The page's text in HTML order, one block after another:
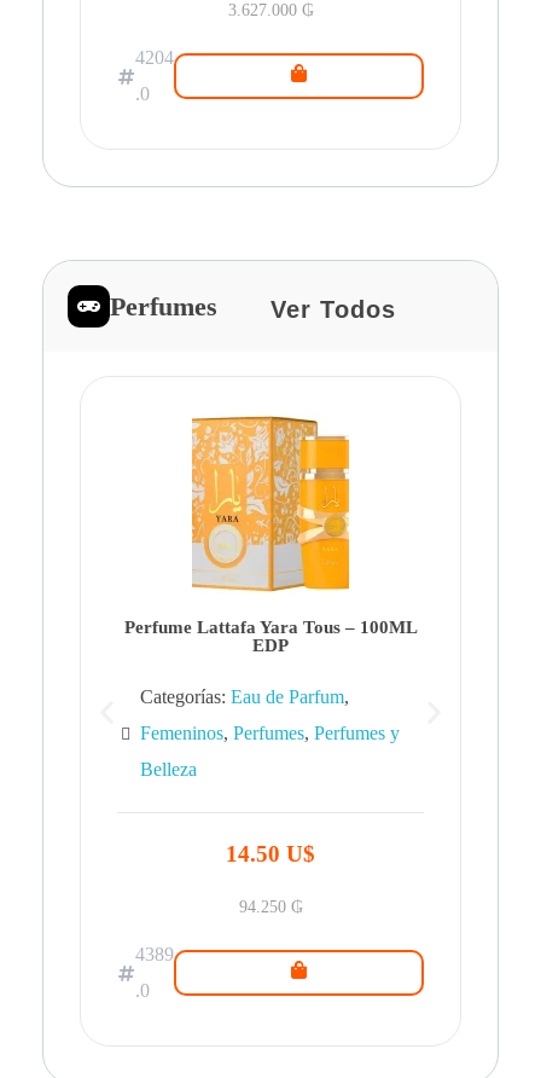
3.627.000 ₲
4204
.0
Perfumes Ver Todos
Perfume Lattafa Yara Tous – 100ML
EDP
Categorías: Eau de Parfum,
Femeninos, Perfumes, Perfumes y
Belleza
14.50 U$
94.250 ₲
4389
.0